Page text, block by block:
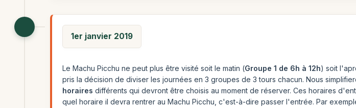
1er janvier 2019
Le Machu Picchu ne peut plus être visité soit le matin (Groupe 1 de 6h à 12h) soit
pris la décision de diviser les journées en 3 groupes de 3 tours chacun. Nous
horaires différents qui devront être choisis au moment de réserver. Ces horaires
quel horaire il devra rentrer au Machu Picchu, c'est-à-dire passer l'entrée. Par